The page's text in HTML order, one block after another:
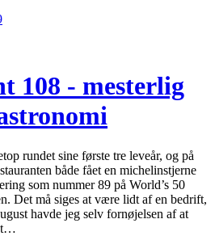
108 - mesterlig
rundet sine første tre leveår, og på
både fået en michelinstjerne
som nummer 89 på World’s 50
Det må siges at være lidt af en bedrift,
havde jeg selv fornøjelsen af at